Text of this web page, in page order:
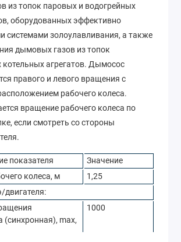
из топок паровых и водогрейных
оборудованных эффективно
системами золоулавливания, а также
дымовых газов из топок
котельных агрегатов. Дымосос
правого и левого вращения с
рабочего колеса.
вращение рабочего колеса по
если смотреть со стороны
показателя
Значение
колеса, м
1,25
(синхронная), max,
1000